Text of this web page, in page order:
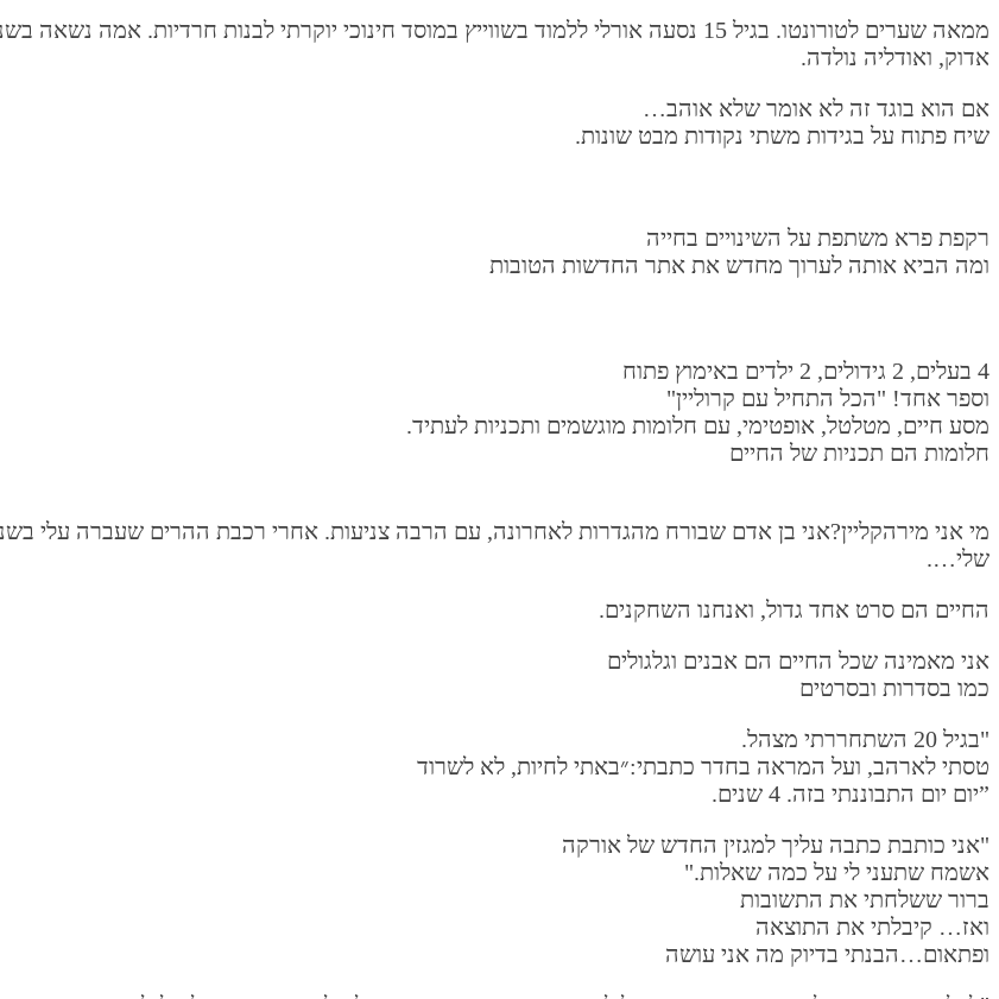
ממאה שערים לטורונטו. בגיל 15 נסעה אורלי ללמוד בשווייץ במוסד חינוכי יוקרתי לבנות חרדיות.
אדוק, ואודליה נולדה.
אם הוא בוגד זה לא אומר שלא אוהב…
שיח פתוח על בגידות משתי נקודות מבט שונות.
רקפת פרא משתפת על השינויים בחייה
ומה הביא אותה לערוך מחדש את אתר החדשות הטובות
4 בעלים, 2 גידולים, 2 ילדים באימוץ פתוח
וספר אחד! "הכל התחיל עם קרוליין"
מסע חיים, מטלטל, אופטימי, עם חלומות מוגשמים ותכניות לעתיד.
חלומות הם תכניות של החיים
מי אני מירהקליין?אני בן אדם שבורח מהגדרות לאחרונה, עם הרבה צניעות. אחרי רכבת ההרים שעברה עלי
שלי….
החיים הם סרט אחד גדול, ואנחנו השחקנים.
אני מאמינה שכל החיים הם אבנים וגלגולים
כמו בסדרות ובסרטים
"בגיל 20 השתחררתי מצהל.
טסתי לארהב, ועל המראה בחדר כתבתי:״באתי לחיות, לא לשרוד
”יום יום התבוננתי בזה. 4 שנים.
"אני כותבת כתבה עליך למגזין החדש של אורקה
אשמח שתעני לי על כמה שאלות."
ברור ששלחתי את התשובות
ואז… קיבלתי את התוצאה
ופתאום…הבנתי בדיוק מה אני עושה